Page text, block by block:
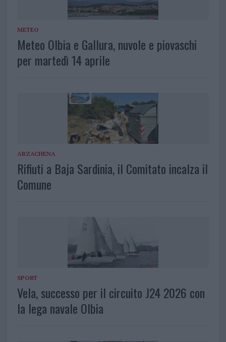
METEO
Meteo Olbia e Gallura, nuvole e piovaschi
per martedì 14 aprile
ARZACHENA
Rifiuti a Baja Sardinia, il Comitato incalza il
Comune
SPORT
Vela, successo per il circuito J24 2026 con
la lega navale Olbia